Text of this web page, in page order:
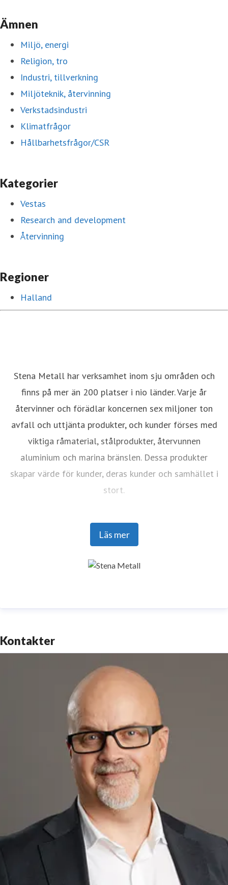
Ämnen
Miljö, energi
Religion, tro
Industri, tillverkning
Miljöteknik, återvinning
Verkstadsindustri
Klimatfrågor
Hållbarhetsfrågor/CSR
Kategorier
Vestas
Research and development
Återvinning
Regioner
Halland
Stena Metall har verksamhet inom sju områden och
finns på mer än 200 platser i nio länder. Varje år
återvinner och förädlar koncernen sex miljoner ton
avfall och uttjänta produkter, och kunder förses med
viktiga råmaterial, stålprodukter, återvunnen
aluminium och marina bränslen. Dessa produkter
skapar värde för kunder, deras kunder och samhället i
stort.
Drivet av innovation och hållbarhet investerar Stena
Metall i forskning och utveckling för att möta
lösningar. Med ett team på 4 400 engagerade
Läs mer
Kontakter